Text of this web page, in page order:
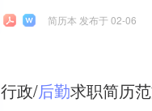
简历本 发布于 02-06
行政/后勤求职简历